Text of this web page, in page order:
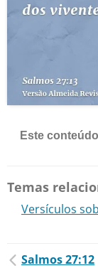
Este
Temas
Versículos
Salmos 27:12